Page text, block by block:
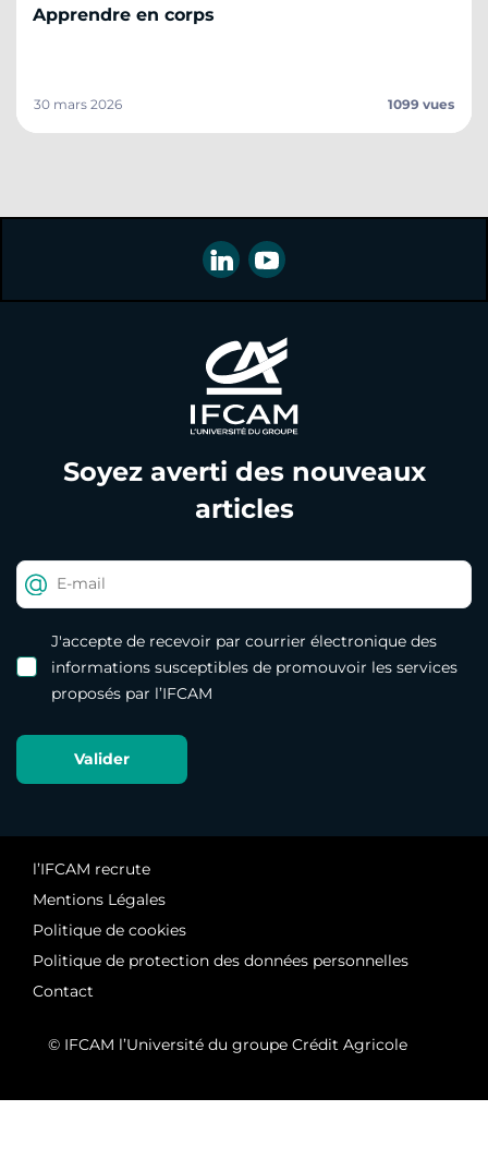
Apprendre en corps
30 mars 2026 1099 vues
Soyez averti des nouveaux
articles
J'accepte de recevoir par courrier électronique des
informations susceptibles de promouvoir les services
proposés par l’IFCAM
l’IFCAM recrute
Mentions Légales
Politique de cookies
Politique de protection des données personnelles
Contact
© IFCAM l’Université du groupe Crédit Agricole